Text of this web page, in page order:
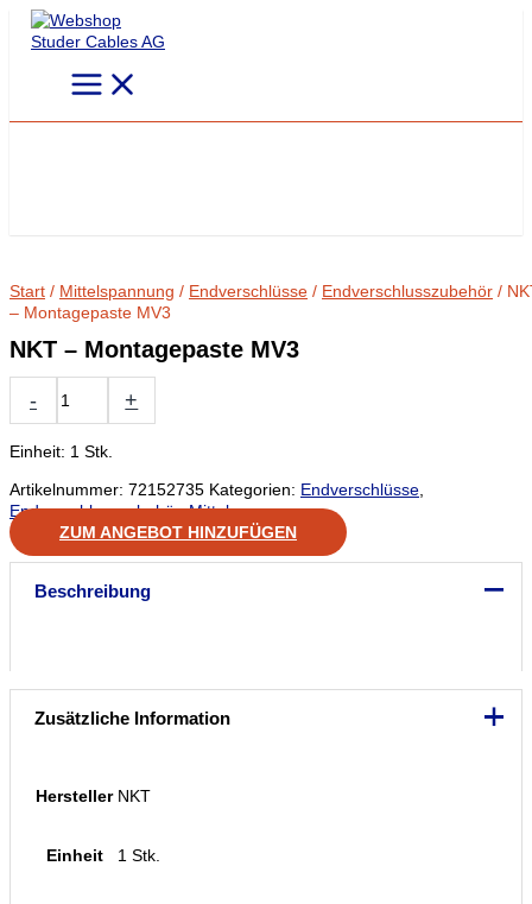
Zum
Inhalt
Start / Mittelspannung / Endverschlüsse / Endverschlusszubehör /
– Montagepaste MV3
NKT – Montagepaste MV3
-
Montagepaste
MV3
+
Einheit: 1 Stk.
Artikelnummer: 72152735 Kategorien: Endverschlüsse,
Endverschlusszubehör,Mittelspannung
ZUM ANGEBOT HINZUFÜGEN
Beschreibung
Zusätzliche Information
Hersteller NKT
Einheit 1 Stk.